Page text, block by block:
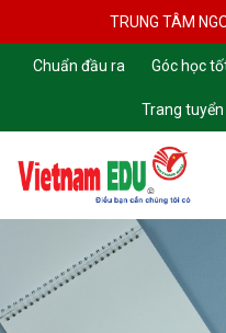
TRUNG TÂM
Chuẩn đầu ra Góc học
Trang